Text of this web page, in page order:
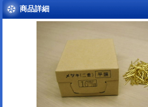
商品詳細